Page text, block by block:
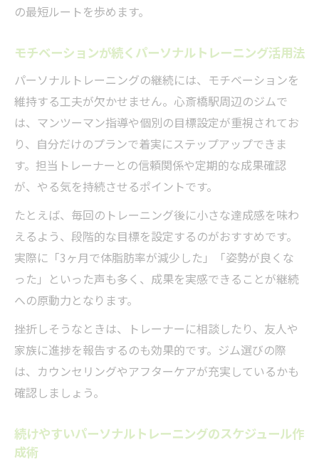
の最短ルートを歩めます。
モチベーションが続くパーソナルトレーニング活用法
パーソナルトレーニングの継続には、モチベーションを
維持する工夫が欠かせません。心斎橋駅周辺のジムで
は、マンツーマン指導や個別の目標設定が重視されてお
り、自分だけのプランで着実にステップアップできま
す。担当トレーナーとの信頼関係や定期的な成果確認
が、やる気を持続させるポイントです。
たとえば、毎回のトレーニング後に小さな達成感を味わ
えるよう、段階的な目標を設定するのがおすすめです。
実際に「3ヶ月で体脂肪率が減少した」「姿勢が良くな
った」といった声も多く、成果を実感できることが継続
への原動力となります。
挫折しそうなときは、トレーナーに相談したり、友人や
家族に進捗を報告するのも効果的です。ジム選びの際
は、カウンセリングやアフターケアが充実しているかも
確認しましょう。
続けやすいパーソナルトレーニングのスケジュール作
成術